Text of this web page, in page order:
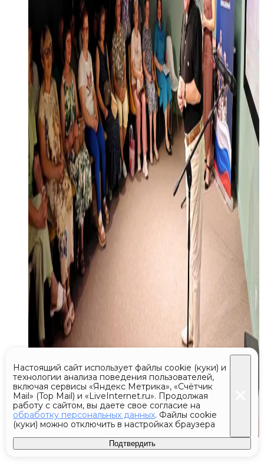
Настоящий сайт использует файлы cookie (куки) и
технологии анализа поведения пользователей,
включая сервисы «Яндекс Метрика», «Счётчик
Mail» (Top Mail) и «LiveInternet.ru». Продолжая
работу с сайтом, вы даете свое согласие на
обработку персональных данных. Файлы cookie
(куки) можно отключить в настройках браузера
Подтвердить